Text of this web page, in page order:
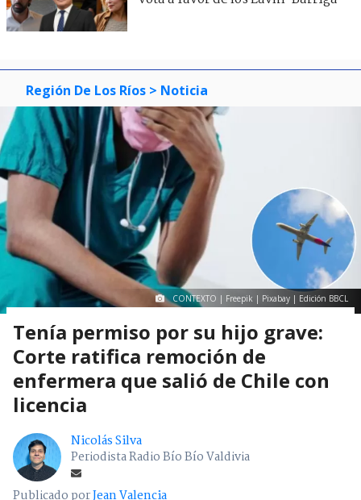
Región De Los Ríos > Noticia
CONTEXTO | Freepik | Pixabay | Edición BBCL
Tenía permiso por su hijo grave:
Corte ratifica remoción de
enfermera que salió de Chile con
licencia
Nicolás Silva
Periodista Radio Bío Bío Valdivia